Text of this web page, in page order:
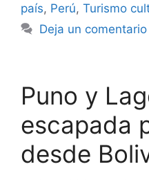
país, Perú, Turismo
Deja un comentario
Puno y
escapada
desde